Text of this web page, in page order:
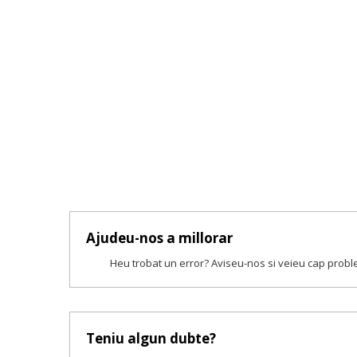
Ajudeu-nos a millorar
Heu trobat un error? Aviseu-nos si veieu cap
Teniu algun dubte?